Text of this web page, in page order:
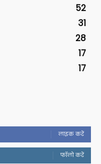
52
31
28
17
17
लाइक करें
फॉलो करें